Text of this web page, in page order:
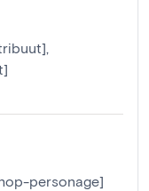
,
personage]